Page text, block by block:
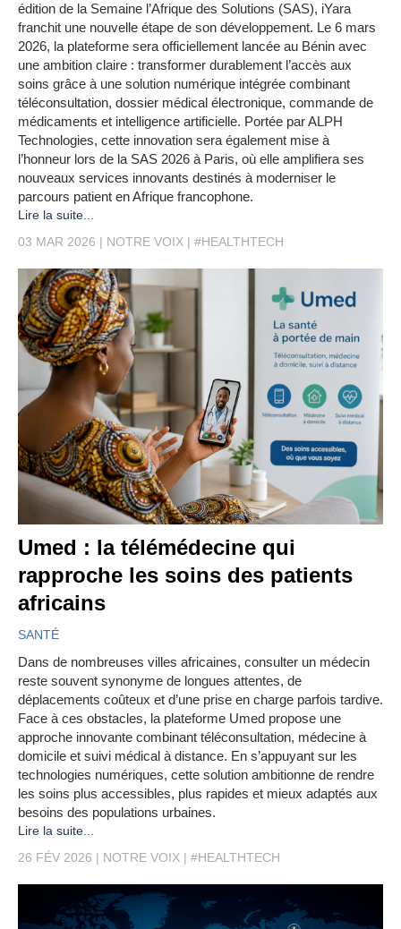
édition de la Semaine l’Afrique des Solutions (SAS), iYara
franchit une nouvelle étape de son développement. Le 6 mars
2026, la plateforme sera officiellement lancée au Bénin avec
une ambition claire : transformer durablement l’accès aux
soins grâce à une solution numérique intégrée combinant
téléconsultation, dossier médical électronique, commande de
médicaments et intelligence artificielle. Portée par ALPH
Technologies, cette innovation sera également mise à
l’honneur lors de la SAS 2026 à Paris, où elle amplifiera ses
nouveaux services innovants destinés à moderniser le
parcours patient en Afrique francophone.
Lire la suite...
03 MAR 2026
NOTRE VOIX #HEALTHTECH
Umed : la télémédecine qui
rapproche les soins des patients
africains
SANTÉ
Dans de nombreuses villes africaines, consulter un médecin
reste souvent synonyme de longues attentes, de
déplacements coûteux et d’une prise en charge parfois tardive.
Face à ces obstacles, la plateforme Umed propose une
approche innovante combinant téléconsultation, médecine à
domicile et suivi médical à distance. En s’appuyant sur les
technologies numériques, cette solution ambitionne de rendre
les soins plus accessibles, plus rapides et mieux adaptés aux
besoins des populations urbaines.
Lire la suite...
26 FÉV 2026
NOTRE VOIX #HEALTHTECH